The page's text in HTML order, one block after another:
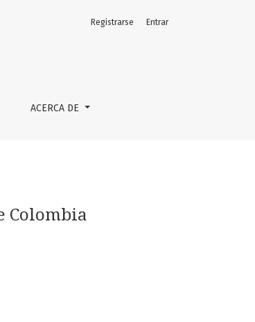
ACERCA DE
Registrarse Entrar
Colombia